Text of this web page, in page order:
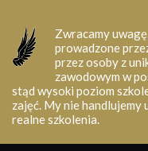
Zwracamy
prowadzone
przez osoby z
zawodowym w
stąd wysoki poziom
zajęć. My nie
realne szkolenia.